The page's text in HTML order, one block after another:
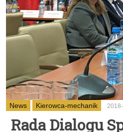
News Kierowca-mechanik
Rada Dialogu